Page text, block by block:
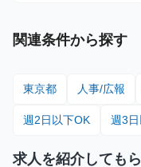
関連条件から探す
東京都 人事/広報
週2日以下OK 週3
求人を紹介しても